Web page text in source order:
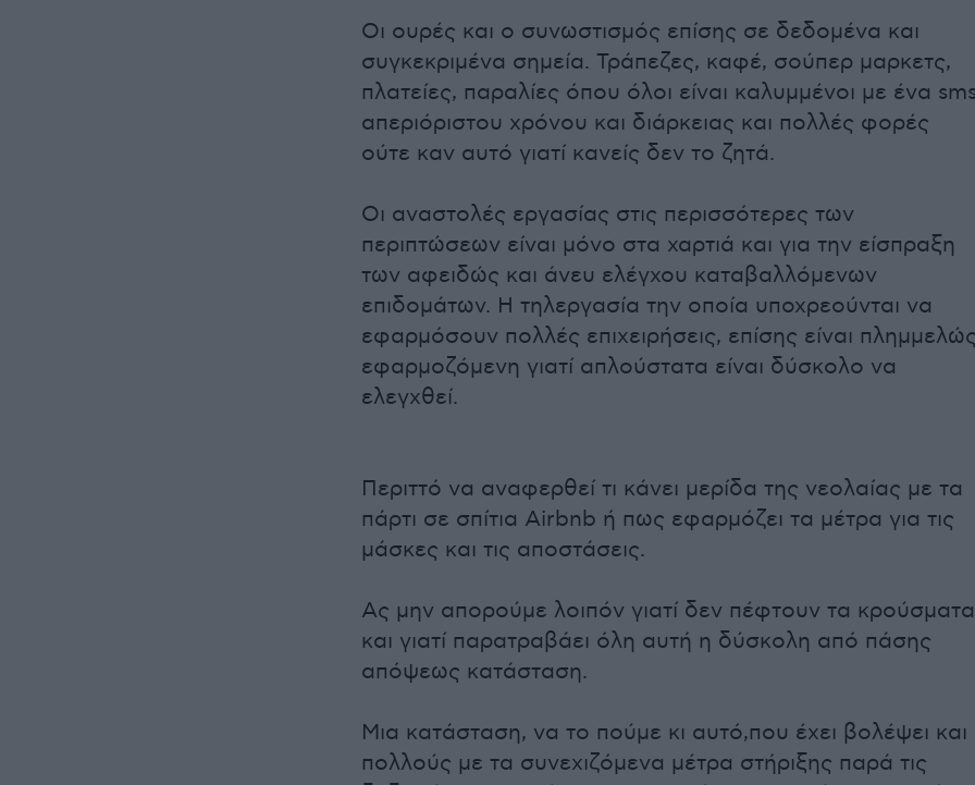
Οι ουρές και ο συνωστισμός επίσης σε δεδομένα και
συγκεκριμένα σημεία. Τράπεζες, καφέ, σούπερ μαρκετς,
πλατείες, παραλίες όπου όλοι είναι καλυμμένοι με ένα
απεριόριστου χρόνου και διάρκειας και πολλές φορές
ούτε καν αυτό γιατί κανείς δεν το ζητά.
Οι αναστολές εργασίας στις περισσότερες των
περιπτώσεων είναι μόνο στα χαρτιά και για την είσπραξη
των αφειδώς και άνευ ελέγχου καταβαλλόμενων
επιδομάτων. Η τηλεργασία την οποία υποχρεούνται να
εφαρμόσουν πολλές επιχειρήσεις, επίσης είναι
εφαρμοζόμενη γιατί απλούστατα είναι δύσκολο να
ελεγχθεί.
Περιττό να αναφερθεί τι κάνει μερίδα της νεολαίας με τα
πάρτι σε σπίτια Airbnb ή πως εφαρμόζει τα μέτρα για τις
μάσκες και τις αποστάσεις.
Ας μην απορούμε λοιπόν γιατί δεν πέφτουν τα κρούσματα
και γιατί παρατραβάει όλη αυτή η δύσκολη από πάσης
απόψεως κατάσταση.
Μια κατάσταση, να το πούμε κι αυτό,που έχει βολέψει και
πολλούς με τα συνεχιζόμενα μέτρα στήριξης παρά τις